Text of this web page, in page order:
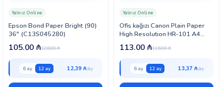
Epson Bond Paper Bright (90)
36″ (C13S045280)
Yalnız Online
126.00₼
105.00 ₼
6 ay 12 ay 12,39 ₼
Ofis kağızı Canon Plain Paper
High Resolution HR-101 A4
(1033A001)
Yalnız Online
136.00₼
113.00 ₼
6 ay 12 ay 13,37 ₼